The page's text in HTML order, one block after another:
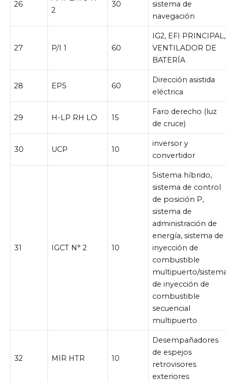
26
2
30
sistema de
navegación
27 P/I 1 60
IG2, EFI PRINCIPAL,
VENTILADOR DE
BATERÍA
28 EPS 60
Dirección asistida
eléctrica
29 H-LP RH LO 15
Faro derecho (luz
de cruce)
30 UCP 10
inversor y
convertidor
31 IGCT N° 2 10
Sistema híbrido,
sistema de control
de posición P,
sistema de
administración de
energía, sistema de
inyección de
combustible
multipuerto/
de inyección de
combustible
secuencial
multipuerto
32 MIR HTR 10
Desempañadores
de espejos
retrovisores
exteriores